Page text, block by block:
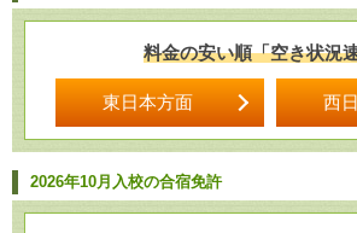
料金の安い順「空き状況
東日本方面 西
2026年10月入校の合宿免許